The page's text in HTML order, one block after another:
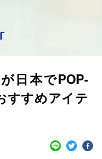
日本でPOP-
すすめアイテ